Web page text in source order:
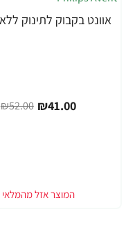
-21%
₪41.00
₪52.00